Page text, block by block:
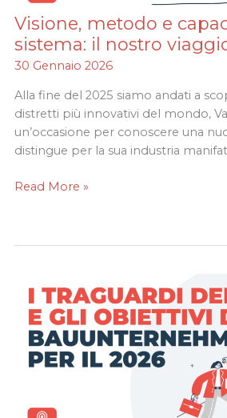
Visione, metodo e
sistema: il nostro
30 Gennaio 2026
Alla fine del 2025 siamo andati a
distretti più innovativi del mondo,
un’occasione per conoscere una
distingue per la sua industria
Visione,
metodo
e
di
fare
sistema:
il
viaggio
Read More »